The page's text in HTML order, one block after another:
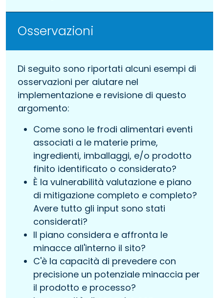
Osservazioni
Di seguito sono riportati alcuni esempi di
osservazioni per aiutare nel
implementazione e revisione di questo
argomento:
Come sono le frodi alimentari eventi
associati a le materie prime,
ingredienti, imballaggi, e/o prodotto
finito identificato o considerato?
È la vulnerabilità valutazione e piano
di mitigazione completo e completo?
Avere tutto gli input sono stati
considerati?
Il piano considera e affronta le
minacce all'interno il sito?
C'è la capacità di prevedere con
precisione un potenziale minaccia per
il prodotto e processo?